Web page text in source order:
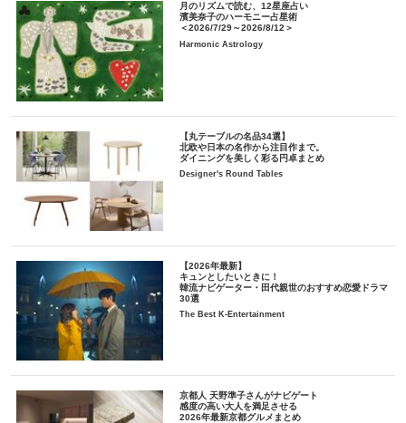
月のリズムで読む、12星座占い
濱美奈子のハーモニー占星術
＜2026/7/29～2026/8/12＞
Harmonic Astrology
【丸テーブルの名品34選】
北欧や日本の名作から注目作まで。
ダイニングを美しく彩る円卓まとめ
Designer's Round Tables
【2026年最新】
キュンとしたいときに！
韓流ナビゲーター・田代親世のおすすめ恋愛ドラマ
30選
The Best K-Entertainment
京都人 天野準子さんがナビゲート
感度の高い大人を満足させる
2026年最新京都グルメまとめ